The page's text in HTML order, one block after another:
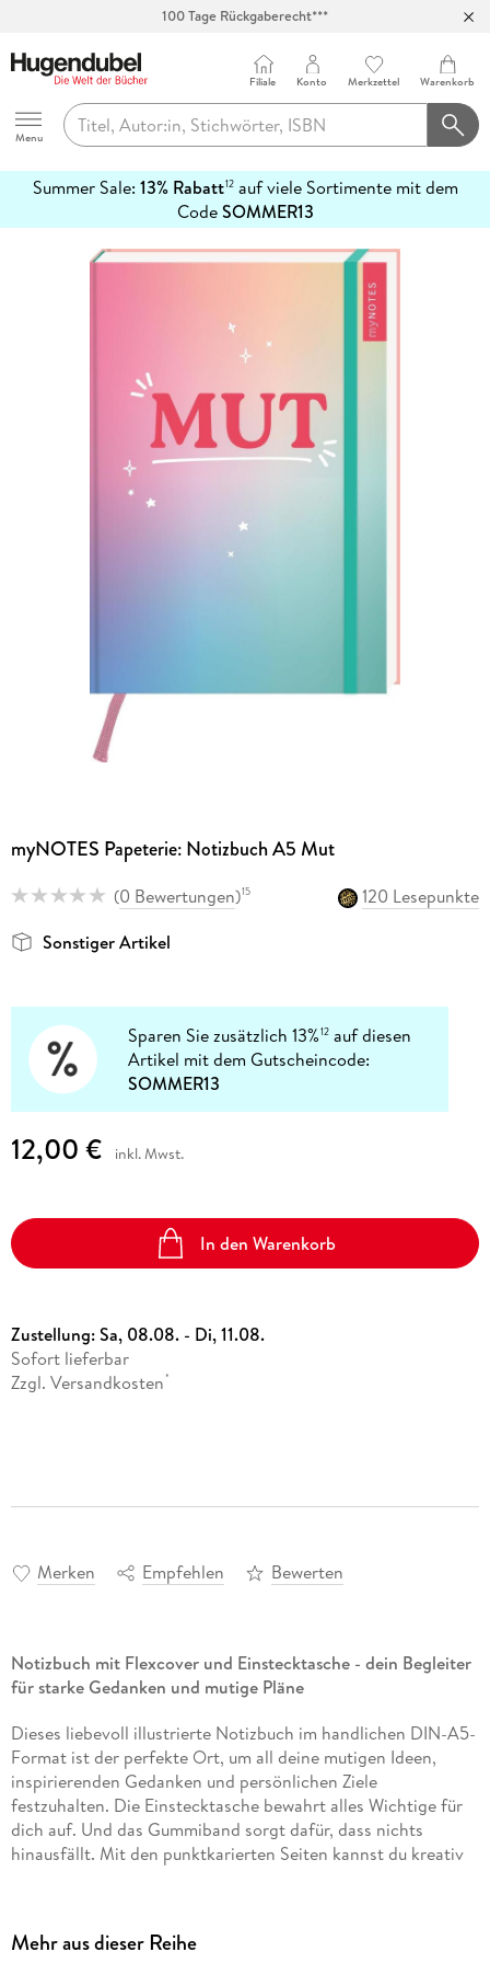
100 Tage Rückgaberecht***
Hugendubel
Menu
Filiale Konto Merkzettel Warenkorb
Summer Sale: 13% Rabatt12auf viele Sortimente mit dem
CodeSOMMER13
erfahren
myNOTES Papeterie: Notizbuch A5 Mut
(0 Bewertungen)15
120 Lesepunkte
Sonstiger Artikel
Sparen Sie zusätzlich 13%12 auf diesen
Artikel mit dem Gutscheincode:
SOMMER13
12,00 € inkl. Mwst.
In den Warenkorb
Zustellung:Sa, 08.08. - Di, 11.08.
Sofort lieferbar
Zzgl. Versandkosten *
Merken Empfehlen Bewerten
Notizbuch mit Flexcover und Einstecktasche - dein Begleiter
für starke Gedanken und mutige Pläne
Dieses liebevoll illustrierte Notizbuch im handlichen DIN-A5-
Format ist der perfekte Ort, um all deine mutigen Ideen,
inspirierenden Gedanken und persönlichen Ziele
festzuhalten. Die Einstecktasche bewahrt alles Wichtige für
dich auf. Und das Gummiband sorgt dafür, dass nichts
hinausfällt. Mit den punktkarierten Seiten kannst du kreativ
Für deine Mut-Momente:
Mehr aus dieser Reihe